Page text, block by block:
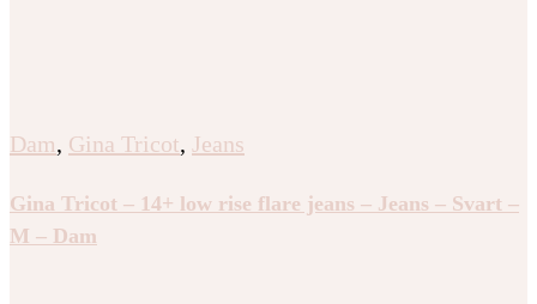
Dam, Gina Tricot, Jeans
Gina Tricot – 14+ low rise flare jeans – Jeans – Svart –
M – Dam